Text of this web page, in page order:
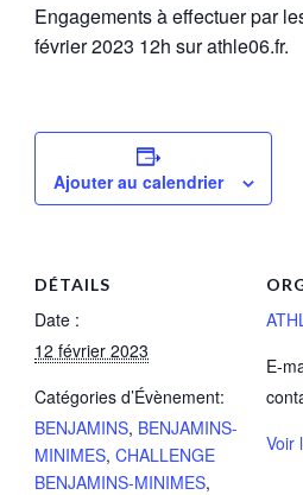
Engagements à effectuer par
février 2023 12h sur athle06.fr.
Ajouter au calendrier
DÉTAILS
Date :
12 février 2023
Catégories d’Évènement:
BENJAMINS, BENJAMINS-
MINIMES, CHALLENGE
BENJAMINS-MINIMES,
E-
Voir